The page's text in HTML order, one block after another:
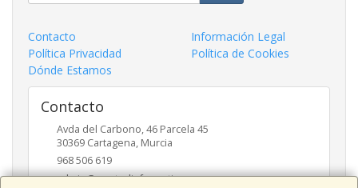
Contacto
Información Legal
Política Privacidad
Política de Cookies
Dónde Estamos
Contacto
Avda del Carbono, 46 Parcela 45
30369 Cartagena, Murcia
968 506 619
admin@puntodinformatica.com